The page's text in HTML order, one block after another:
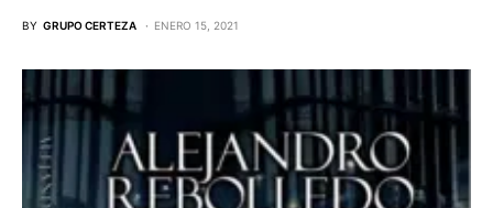
BY GRUPO CERTEZA ENERO 15, 2021